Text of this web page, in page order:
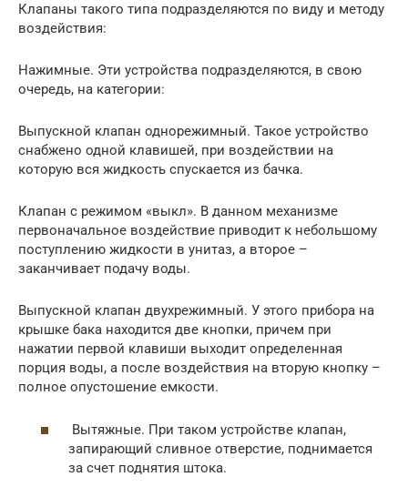
Клапаны такого типа подразделяются по виду и методу
воздействия:
Нажимные. Эти устройства подразделяются, в свою
очередь, на категории:
Выпускной клапан однорежимный. Такое устройство
снабжено одной клавишей, при воздействии на
которую вся жидкость спускается из бачка.
Клапан с режимом «выкл». В данном механизме
первоначальное воздействие приводит к небольшому
поступлению жидкости в унитаз, а второе –
заканчивает подачу воды.
Выпускной клапан двухрежимный. У этого прибора на
крышке бака находится две кнопки, причем при
нажатии первой клавиши выходит определенная
порция воды, а после воздействия на вторую кнопку –
полное опустошение емкости.
Вытяжные. При таком устройстве клапан,
запирающий сливное отверстие, поднимается
за счет поднятия штока.